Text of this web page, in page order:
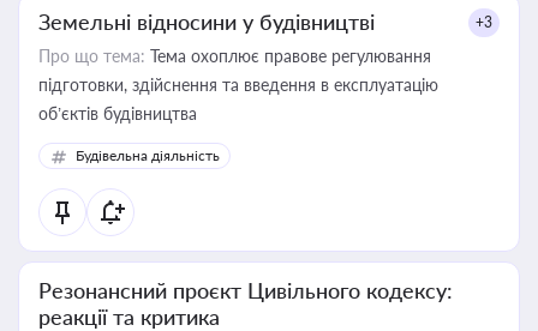
Земельні відносини у будівництві +3
Про що тема: Тема охоплює правове регулювання
підготовки, здійснення та введення в експлуатацію
об’єктів будівництва
Будівельна діяльність
Резонансний проєкт Цивільного кодексу:
реакції та критика